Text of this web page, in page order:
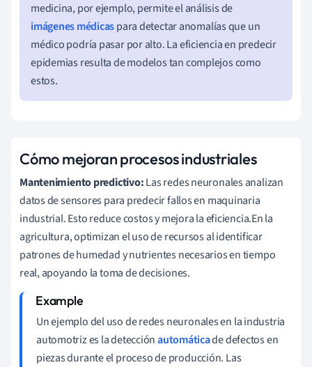
medicina, por ejemplo, permite el análisis de
imágenes médicaspara detectar anomalías que un
médico podría pasar por alto. La eficiencia en predecir
epidemias resulta de modelos tan complejos como
estos.
Cómo mejoran procesos industriales
Mantenimiento predictivo:Las redes neuronales analizan
datos de sensores para predecir fallos en maquinaria
industrial. Esto reduce costos y mejora la eficiencia.En la
agricultura, optimizan el uso de recursos al identificar
patrones de humedad y nutrientes necesarios en tiempo
real, apoyando la toma de decisiones.
Un ejemplo del uso de redes neuronales en la industria
automotriz es la detecciónautomáticade defectos en
piezas durante el proceso de producción. Las